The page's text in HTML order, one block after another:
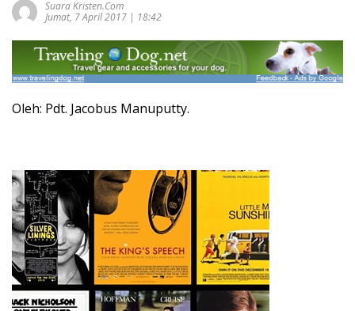
Suara Kristen.com
Jumat, 7 April 2017 | 18:42
Oleh: Pdt. Jacobus Manuputty.